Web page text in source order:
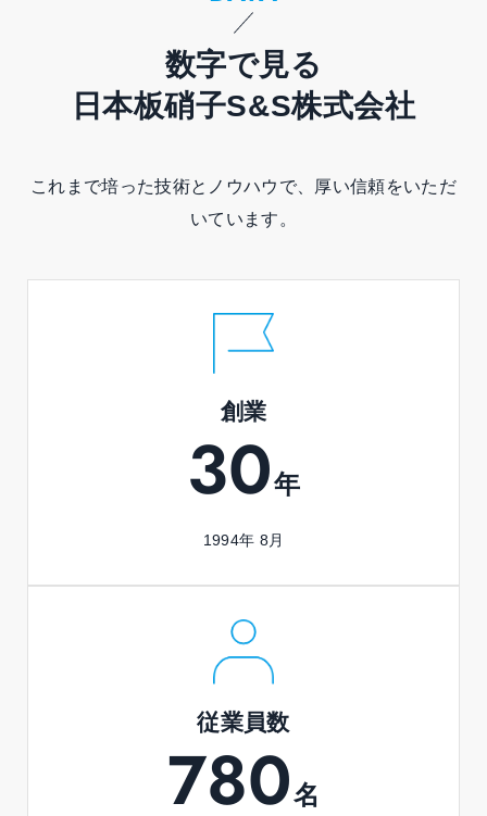
数字で見る
日本板硝子S&S株式会社
これまで培った技術とノウハウで、厚い信頼をいただ
いています。
創業
30年
1994年 8月
従業員数
780名